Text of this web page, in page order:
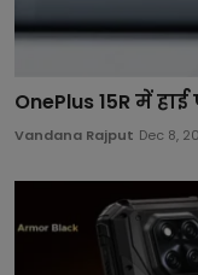
OnePlus 15R में
Vandana Rajput Dec 8,